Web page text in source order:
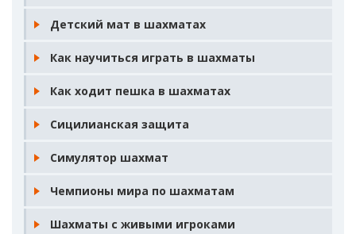
Детский мат в шахматах
Как научиться играть в шахматы
Как ходит пешка в шахматах
Сицилианская защита
Симулятор шахмат
Чемпионы мира по шахматам
Шахматы с живыми игроками